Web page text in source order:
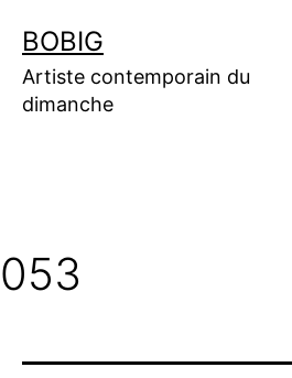
contenu
BOBIG
Artiste contemporain du
dimanche
053